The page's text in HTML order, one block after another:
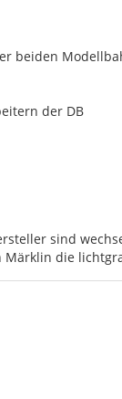
beiden
der DB
sind
Märklin die